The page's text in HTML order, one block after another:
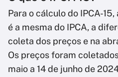
Para o cálculo do IPCA-
é a mesma do IPCA, a
coleta dos preços e na
Os preços foram
maio a 14 de junho de